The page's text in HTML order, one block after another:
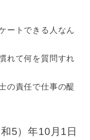
ートできる人なん
れて何を質問すれ
の責任で仕事の醍
5）年10月1日